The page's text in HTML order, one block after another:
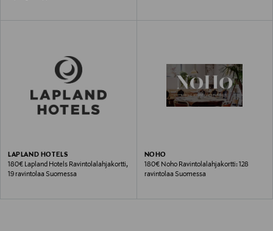
LAPLAND HOTELS
180€ Lapland Hotels Ravintolalahjakortti,
19 ravintolaa Suomessa
NOHO
180€ Noho Ravintolalahjakortti: 128
ravintolaa Suomessa